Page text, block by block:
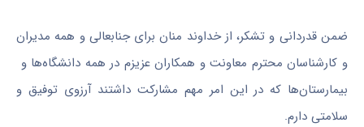
ضمن قدردانی و تشکر، از خداوند منان برای جنابعالی و همه مدیران
و کارشناسان محترم معاونت و همکاران عزیزم در همه دانشگاه‌ها و
بیمارستان‌ها که در این امر مهم مشارکت داشتند آرزوی توفیق و
سلامتی دارم.